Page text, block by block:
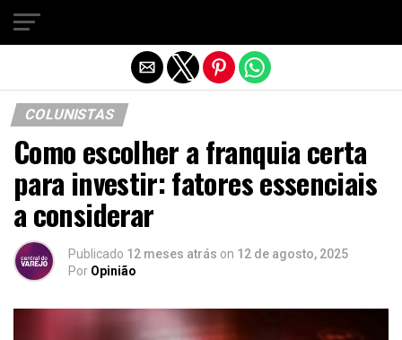
COLUNISTAS
Como escolher a franquia certa
para investir: fatores essenciais
a considerar
Publicado 12 meses atrás on 12 de agosto, 2025
Por Opinião